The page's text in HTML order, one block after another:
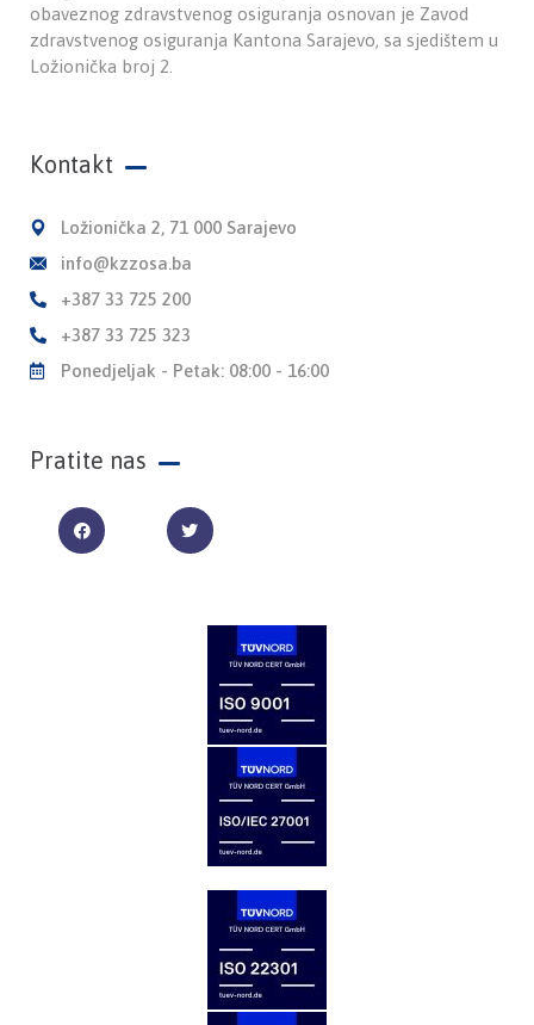
obaveznog zdravstvenog osiguranja osnovan je Zavod
zdravstvenog osiguranja Kantona Sarajevo, sa sjedištem u
Ložionička broj 2.
Kontakt
Ložionička 2, 71 000 Sarajevo
info@kzzosa.ba
+387 33 725 200
+387 33 725 323
Ponedjeljak - Petak: 08:00 - 16:00
Pratite nas